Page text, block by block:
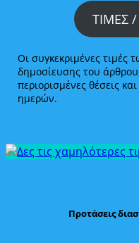
ΤΙΜΕΣ
Οι συγκεκριμένες
δημοσίευσης του
περιορισμένες θέσεις
ημερών.
Προτάσεις